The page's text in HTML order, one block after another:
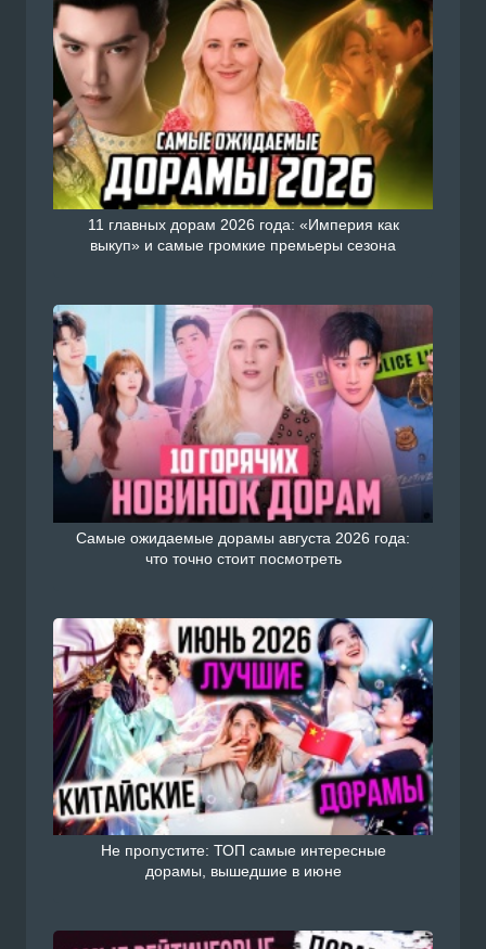
11 главных дорам 2026 года: «Империя как
выкуп» и самые громкие премьеры сезона
Самые ожидаемые дорамы августа 2026 года:
что точно стоит посмотреть
Не пропустите: ТОП самые интересные
дорамы, вышедшие в июне